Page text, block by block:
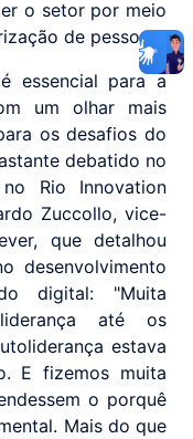
o setor por meio
de pessoas.
essencial para a
um olhar mais
os desafios do
debatido no
Rio Innovation
Zuccollo, vice-
que detalhou
desenvolvimento
digital: "Muita
até os
estava
E fizemos muita
o porquê
Mais do que